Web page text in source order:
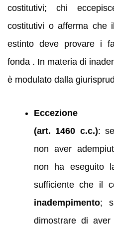
costitutivi; chi
costitutivi o afferma che
estinto deve provare i
fonda . In materia di
è modulato dalla
Eccezione
(art. 1460 c.c.):
non aver
non ha eseguito
sufficiente che il
inadempimento;
dimostrare di